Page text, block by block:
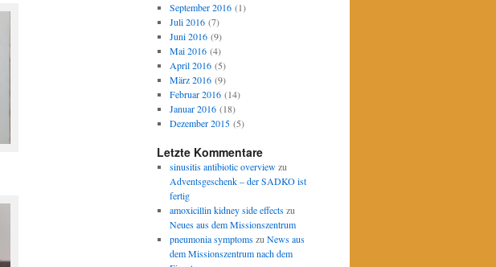
September 2016(1)
Juli 2016(7)
Juni 2016(9)
Mai 2016(4)
April 2016(5)
März 2016(9)
Februar 2016(14)
Januar 2016(18)
Dezember 2015(5)
Letzte Kommentare
sinusitis antibiotic overviewzu
Adventsgeschenk – der SADKO ist
fertig
amoxicillin kidney side effectszu
Neues aus dem Missionszentrum
pneumonia symptomszu News aus
dem Missionszentrum nach dem